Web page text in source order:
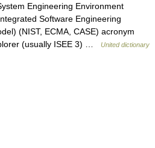
Engineering Environment
Software Engineering
(NIST, ECMA, CASE) acronym
(usually ISEE 3) …
United dictionary